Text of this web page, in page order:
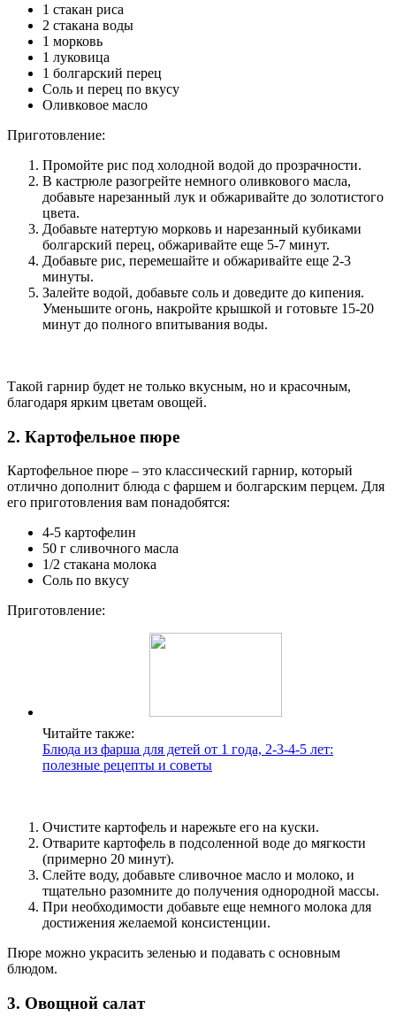
1 стакан риса
2 стакана воды
1 морковь
1 луковица
1 болгарский перец
Соль и перец по вкусу
Оливковое масло
Приготовление:
Промойте рис под холодной водой до прозрачности.
В кастрюле разогрейте немного оливкового масла,
добавьте нарезанный лук и обжаривайте до золотистого
цвета.
Добавьте натертую морковь и нарезанный кубиками
болгарский перец, обжаривайте еще 5-7 минут.
Добавьте рис, перемешайте и обжаривайте еще 2-3
минуты.
Залейте водой, добавьте соль и доведите до кипения.
Уменьшите огонь, накройте крышкой и готовьте 15-20
минут до полного впитывания воды.
Такой гарнир будет не только вкусным, но и красочным,
благодаря ярким цветам овощей.
2. Картофельное пюре
Картофельное пюре – это классический гарнир, который
отлично дополнит блюда с фаршем и болгарским перцем. Для
его приготовления вам понадобятся:
4-5 картофелин
50 г сливочного масла
1/2 стакана молока
Соль по вкусу
Приготовление:
Читайте также:
Блюда из фарша для детей от 1 года, 2-3-4-5 лет:
полезные рецепты и советы
Очистите картофель и нарежьте его на куски.
Отварите картофель в подсоленной воде до мягкости
(примерно 20 минут).
Слейте воду, добавьте сливочное масло и молоко, и
тщательно разомните до получения однородной массы.
При необходимости добавьте еще немного молока для
достижения желаемой консистенции.
Пюре можно украсить зеленью и подавать с основным
блюдом.
3. Овощной салат